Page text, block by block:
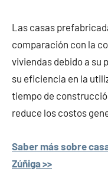
Las casas
comparación con la
viviendas debido a su
su eficiencia en la
tiempo de
reduce los costos
Saber más sobre
Zúñiga >>